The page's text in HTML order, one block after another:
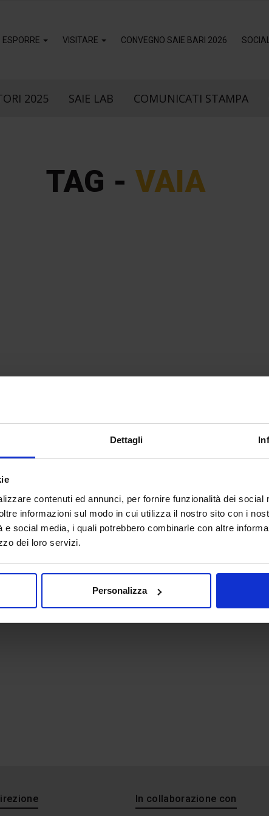
Dettagli
contenuti ed annunci, per fornire funzionalità dei social
informazioni sul modo in cui utilizza il nostro sito con i
e social media, i quali potrebbero combinarle con altre
dei loro servizi.
Personalizza
ESPORRE VISITARE CONVEGNO SAIE BARI 2026
2025 SAIE LAB COMUNICATI STAMPA
TAG -VAIA
In collaborazione con